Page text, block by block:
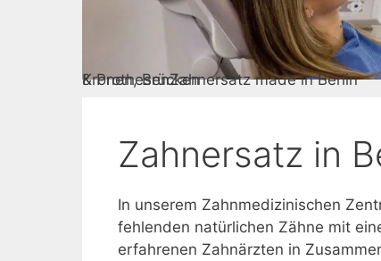
Kronen, Brücken
& ProthesenZahnersatz made in Berlin
Zahnersatz in
In unserem Zahnmedizinischen
fehlenden natürlichen Zähne mit
erfahrenen Zahnärzten in